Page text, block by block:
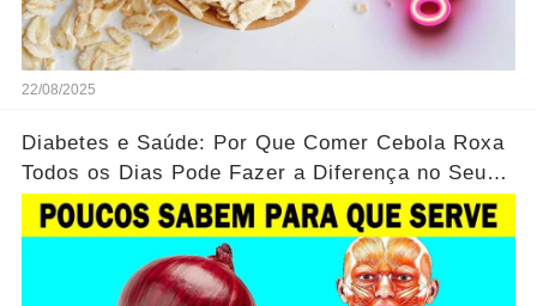
22/08/2025
Diabetes e Saúde: Por Que Comer Cebola Roxa
Todos os Dias Pode Fazer a Diferença no Seu
Corpo...Ver mais